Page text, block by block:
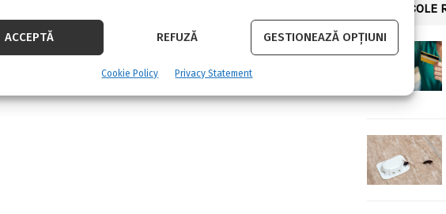
ACCEPTĂ REFUZĂ GESTIONEAZĂ OPȚIUNI
Cookie Policy Privacy Statement
ARTICOLE